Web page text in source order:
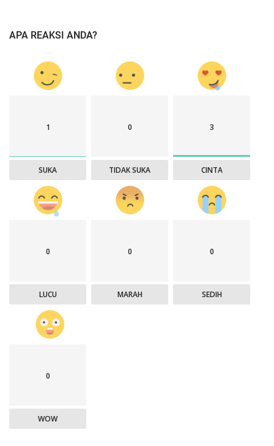
APA REAKSI ANDA?
1
SUKA
0
TIDAK SUKA
3
CINTA
0
LUCU
0
MARAH
0
SEDIH
0
WOW